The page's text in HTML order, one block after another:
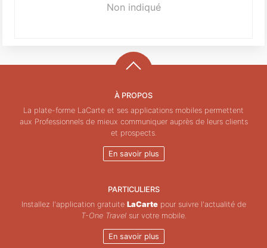
Non indiqué
À PROPOS
La plate-forme LaCarte et ses applications mobiles permettent
aux Professionnels de mieux communiquer auprès de leurs clients
et prospects.
En savoir plus
PARTICULIERS
Installez l'application gratuite LaCartepour suivre l'actualité de
T-One Travelsur votre mobile.
En savoir plus